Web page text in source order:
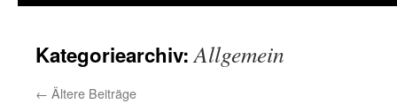
Kategoriearchiv:Allgemein
← Ältere Beiträge